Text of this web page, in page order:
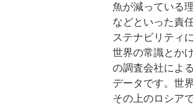
魚が減っている
などといった責
ステナビリティ
世界の常識とか
の調査会社によ
データです。世
その上のロシア